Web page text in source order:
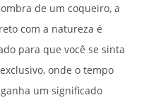
de um coqueiro, a
com a natureza é
para que você se sinta
onde o tempo
um significado